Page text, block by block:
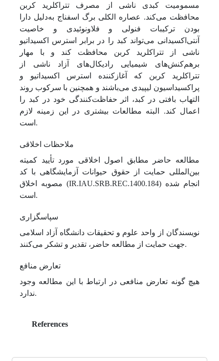
مسمومیت کبدی ناشی از مصرف ‌تتراکلرید کربن
محافظت‌ می‌کند. عصاره الکلی برگ اسفناج به‌دلیل دارا
بودن ترکیبات فنولی و فلاونوئیدی و خاصیت
آنتی‌اکسیدانی‌ می‌تواند کبد را در برابر استرس اکسیداتیو
ناشی از تتراکلرید کربن محافظت کند و با مهار
برهم‌کنش‌های شیمیایی رادیکال‌های آزاد ناشی از
‌تتراکلرید کربن که آغاز‌کننده استرس اکسیداتیو و
پراکسیداسیون لیپیدی می‌باشند و همچنین با سرکوب روند
التهاب بافتی در کبد، اثر حفاظت‌کنندگی خود در کبد را
اعمال‌ ‌کند. البته مطالعات بیشتری در این زمینه لازم
است.
ملاحظات اخلاقی
مطالعه حاضر مطابق اصول اخلاقی مورد تأیید کمیته
بین‌المللی حمایت از حقوق حیوانات آزمایشگاهی با کد
مصوبه اخلاق (IR.IAU.SRB.REC.1400.184) انجام شده
است.
سپاسگزاری
نویسندگان از واحد علوم و تحقیقات دانشگاه آزاد اسلامی
جهت حمایت از مطالعه حاضر، تقدیر و تشکر می‌کنند.
تعارض منافع
هیچ گونه تعارض منافعی در ارتباط با این مطالعه وجود
ندارد.
References